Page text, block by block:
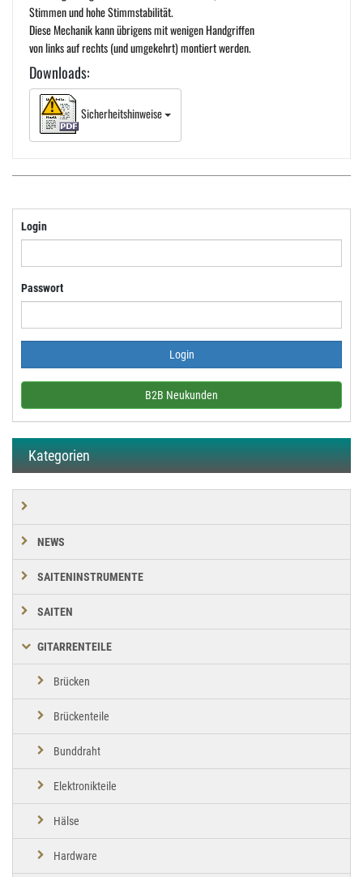
Stimmen und hohe Stimmstabilität.
Diese Mechanik kann übrigens mit wenigen Handgriffen
von links auf rechts (und umgekehrt) montiert werden.
Downloads:
Sicherheitshinweise
Login
Passwort
B2B Neukunden
Kategorien
NEWS
SAITENINSTRUMENTE
SAITEN
GITARRENTEILE
Brücken
Brückenteile
Bunddraht
Elektronikteile
Hälse
Hardware